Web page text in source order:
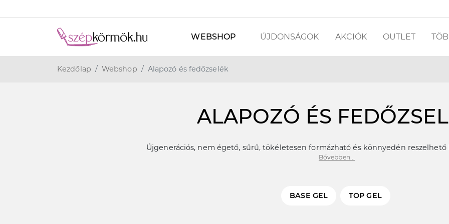
WEBSHOP ÚJDONSÁGOK AKCIÓK OUTLET
Kezdőlap Webshop Alapozó és fedőzselék
ALAPOZÓ ÉS
Újgenerációs, nem égető, sűrű, tökéletesen formázható és könnyedén
Bővebben...
BASE GEL TOP GEL